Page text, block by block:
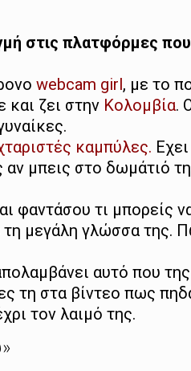
στις πλατφόρμες
webcam girl , με το
ζει στην Κολομβία.
καμπύλες.
μπεις στο δωμάτιό
φαντάσου τι μπορείς
μεγάλη γλώσσα της.
αυτό που
τη στα βίντεο πως
τον λαιμό της.